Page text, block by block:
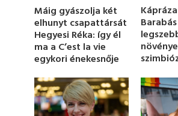
m
i
n
u
t
e
7
s
e
c
Máig gyászolja két
elhunyt csapattársát
Hegyesi Réka: így él
ma a C’est la vie
egykori énekesnője